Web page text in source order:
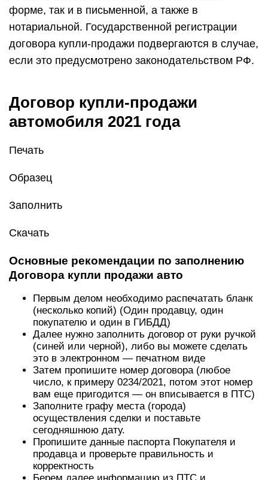
форме, так и в письменной, а также в
нотариальной. Государственной регистрации
договора купли-продажи подвергаются в случае,
если это предусмотрено законодательством РФ.
Договор купли-продажи
автомобиля 2021 года
Печать
Образец
Заполнить
Скачать
Основные рекомендации по заполнению
Договора купли продажи авто
Первым делом необходимо распечатать бланк
(несколько копий) (Один продавцу, один
покупателю и один в ГИБДД)
Далее нужно заполнить договор от руки ручкой
(синей или черной), либо вы можете сделать
это в электронном — печатном виде
Затем пропишите номер договора (любое
число, к примеру 0234/2021, потом этот номер
вам еще пригодится — он вписывается в ПТС)
Заполните графу места (города)
осуществления сделки и поставьте
сегодняшнюю дату.
Пропишите данные паспорта Покупателя и
продавца и проверьте правильность и
корректность